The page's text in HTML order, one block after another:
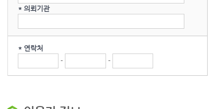
* 의뢰기관
* 연락처
-
-